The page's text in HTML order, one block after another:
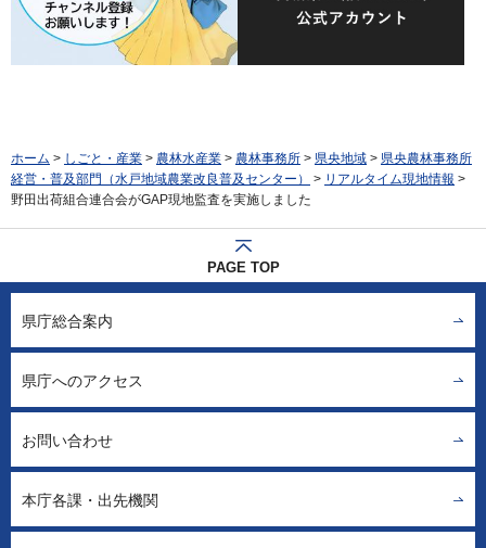
ホーム > しごと・産業 > 農林水産業 > 農林事務所 > 県央地域 > 県央農林事務所
経営・普及部門（水戸地域農業改良普及センター）
> リアルタイム現地情報 >
野田出荷組合連合会がGAP現地監査を実施しました
PAGE TOP
県庁総合案内
県庁へのアクセス
お問い合わせ
本庁各課・出先機関